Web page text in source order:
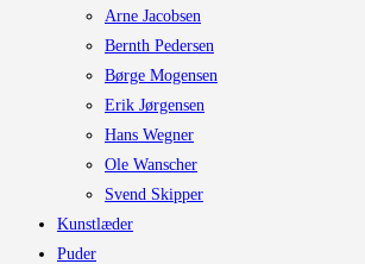
Arne Jacobsen
Bernth Pedersen
Børge Mogensen
Erik Jørgensen
Hans Wegner
Ole Wanscher
Svend Skipper
Kunstlæder
Puder